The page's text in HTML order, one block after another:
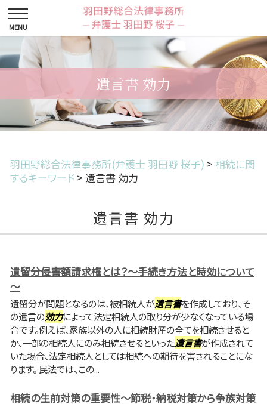
遺言書 効力
羽田野総合法律事務所(弁護士 羽田野 桜子) > 相続に関
するキーワード > 遺言書 効力
遺言書 効力
遺留分侵害額請求権とは？～手続き方法と時効について
～
遺留分が問題となるのは、被相続人が遺言書を作成しており、そ
の遺言の効力によって法定相続人の取り分が少なくなっている場
合です。例えば、家族以外の人に相続財産の全てを相続させると
か、一部の相続人にのみ相続させるといった遺言書が作成されて
いた場合、法定相続人としては相続への期待を害されることにな
ります。 民法では、この...
相続の生前対策の重要性～節税・納税対策から争族対策